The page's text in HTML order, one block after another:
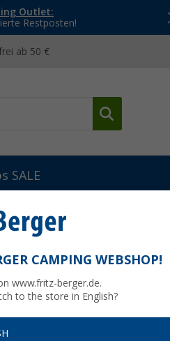
Outlet:
Restposten!
ab 50 €
SALE
150 ml
CAMPING WEBSHOP!
www.fritz-berger.de.
to the store in English?